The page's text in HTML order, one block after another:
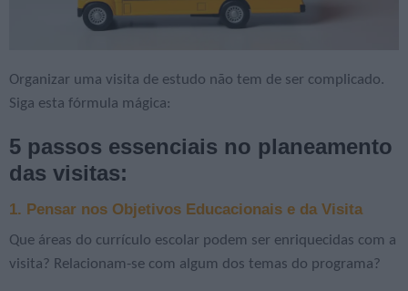
Organizar uma visita de estudo não tem de ser complicado.
Siga esta fórmula mágica:
5 passos essenciais no planeamento
das visitas:
1. Pensar nos Objetivos Educacionais e da Visita
Que áreas do currículo escolar podem ser enriquecidas com a
visita? Relacionam-se com algum dos temas do programa?